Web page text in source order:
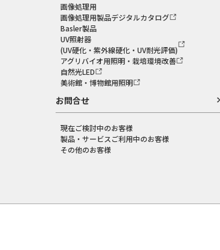
画像処理用
画像処理用製品デジタルカタログ
Basler製品
UV照射器
(UV硬化・紫外線硬化・UV耐光評価)
アグリバイオ用照明・栽培環境改善
自然光LED
美術館・博物館用照明
お問合せ
現在ご検討中のお客様
製品・サービスご利用中のお客様
その他のお客様